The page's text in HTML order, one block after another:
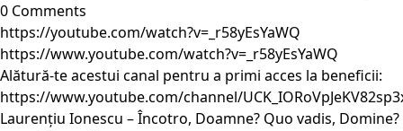
0 Comments
https://youtube.com/watch?v=_r58yEsYaWQ
https://www.youtube.com/watch?v=_r58yEsYaWQ
Alătură-te acestui canal pentru a primi acces la beneficii:
https://www.youtube.com/channel/
Laurențiu Ionescu – Încotro, Doamne? Quo vadis, Domine?